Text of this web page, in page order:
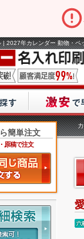
| 2027年カレンダー 動物・
簡単注文
原稿で注文